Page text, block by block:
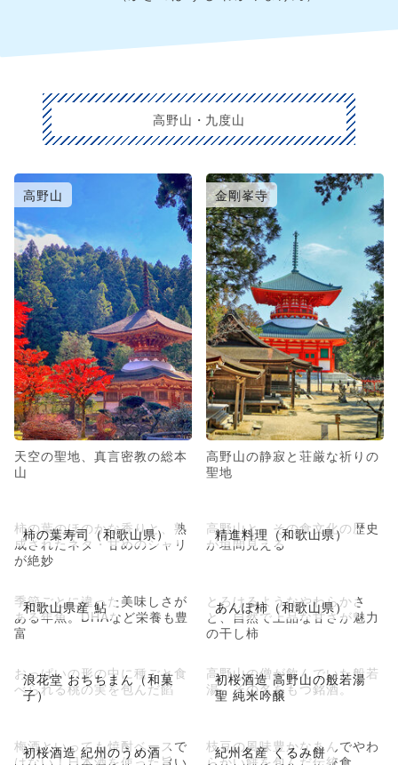
高野山・九度山
高野山
天空の聖地、真言密教の総本
山
金剛峯寺
高野山の静寂と荘厳な祈りの
聖地
柿の葉寿司（和歌山県）
柿の葉のほのかな香りと、熟
成されたネタ・甘めのシャリ
が絶妙
精進料理（和歌山県）
高野山と、その食文化の歴史
が垣間見える
和歌山県産 鮎
季節ごとに違った美味しさが
ある年魚。DHAなど栄養も豊
富
あんぽ柿（和歌山県）
とろけるようなやわらかさ
と、自然で上品な甘さが魅力
の干し柿
浪花堂 おちちまん（和菓
子）
おっぱいの形の中に種ごと食
べられる桃の実を包んだ餡
初桜酒造 高野山の般若湯
聖 純米吟醸
高野山の僧が飲んでいた般若
湯、その名をもつ銘酒。
初桜酒造 紀州のうめ酒
梅酒といっても焼酎ベースで
はない！日本酒を使った旨い
紀州名産 くるみ餅
枝豆の風味豊かなあんでやわ
らかい餅を包んだ伝統食